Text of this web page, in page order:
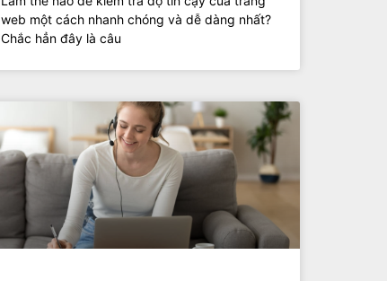
web một cách nhanh chóng và dễ dàng nhất?
Chắc hẳn đây là câu